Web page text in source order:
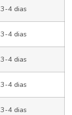
3-4 dias
3-4 dias
3-4 dias
3-4 dias
3-4 dias